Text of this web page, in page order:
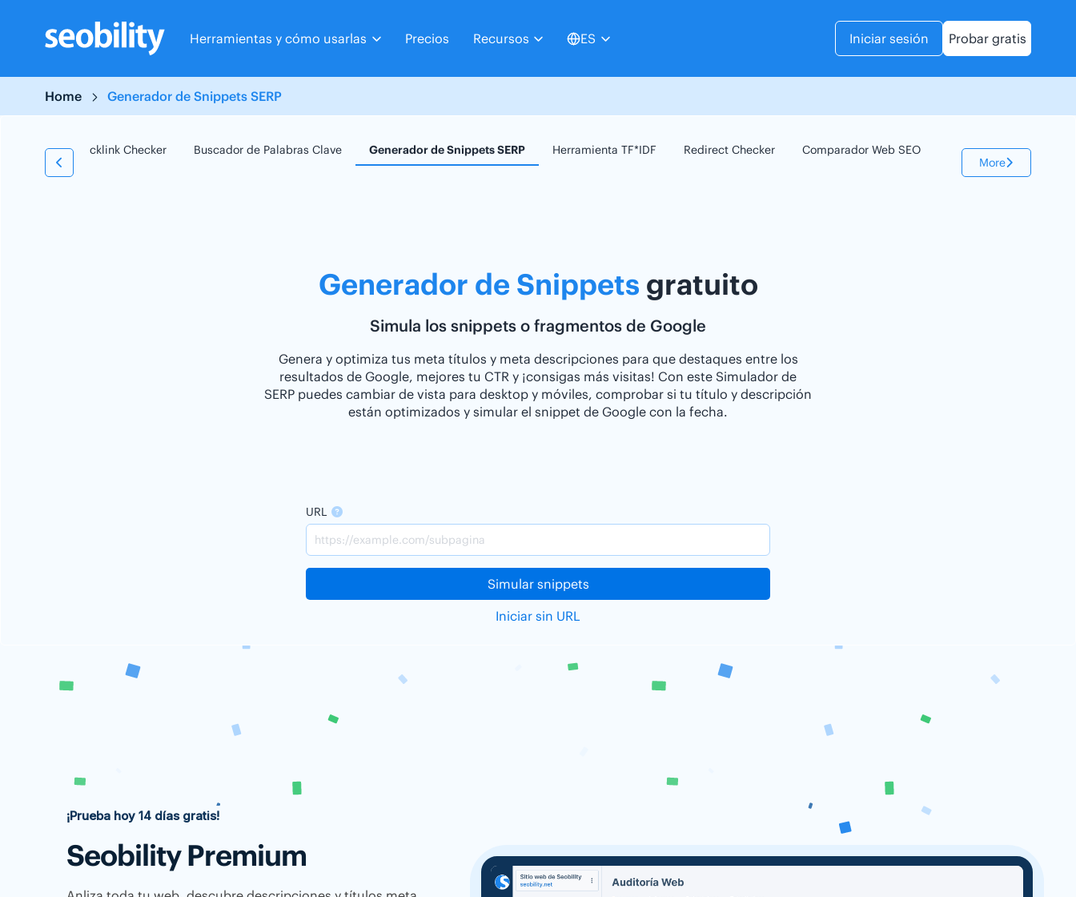
content
Herramientas y cómo usarlas Precios Recursos ES Iniciar sesión Probar gratis
Home Generador de Snippets SERP
Checker Backlink Checker Buscador de Palabras Clave Generador de Snippets SERP Herramienta TF*IDF Redirect Checker Comparador Web SEO
Keyword Checker
More
Generador de Snippets gratuito
Simula los snippets o fragmentos de Google
Genera y optimiza tus meta títulos y meta descripciones para que destaques entre los
resultados de Google, mejores tu CTR y ¡consigas más visitas! Con este Simulador de
SERP puedes cambiar de vista para desktop y móviles, comprobar si tu título y descripción
están optimizados y simular el snippet de Google con la fecha.
URL
Simular snippets
Iniciar sin URL
¡Prueba hoy 14 días gratis!
Seobility Premium